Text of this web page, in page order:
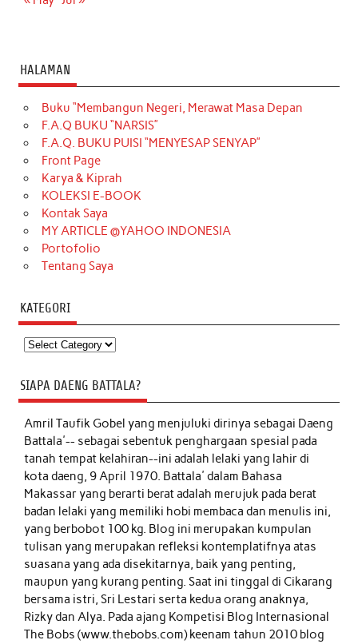
HALAMAN
Buku “Membangun Negeri, Merawat Masa Depan
F.A.Q BUKU “NARSIS”
F.A.Q. BUKU PUISI “MENYESAP SENYAP”
Front Page
Karya & Kiprah
KOLEKSI E-BOOK
Kontak Saya
MY ARTICLE @YAHOO INDONESIA
Portofolio
Tentang Saya
KATEGORI
Kategori
SIAPA DAENG BATTALA?
Amril Taufik Gobelyang menjuluki dirinya sebagai Daeng
Battala'-- sebagai sebentuk penghargaan spesial pada
tanah tempat kelahiran--ini adalah lelaki yang lahir di
kota daeng, 9 April 1970. Battala' dalam Bahasa
Makassar yang berarti berat adalah merujuk pada berat
badan lelaki yang memiliki hobi membaca dan menulis ini,
yang berbobot 100 kg. Blog ini merupakan kumpulan
tulisan yang merupakan refleksi kontemplatifnya atas
suasana yang ada disekitarnya, baik yang penting,
maupun yang kurang penting. Saat ini tinggal di Cikarang
bersama istri, Sri Lestari serta kedua orang anaknya,
Rizky dan Alya. Pada ajang Kompetisi Blog Internasional
The Bobs (www.thebobs.com) keenam tahun 2010 blog